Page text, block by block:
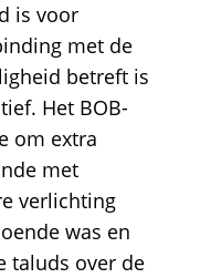
is voor
met de
betreft is
Het BOB-
om extra
met
verlichting
was en
taluds over de